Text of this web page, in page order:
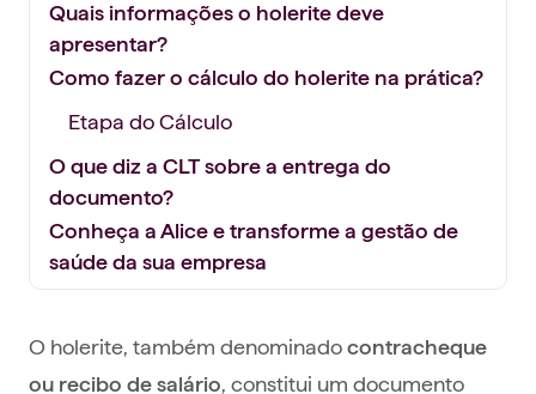
Quais informações o holerite deve
apresentar?
Como fazer o cálculo do holerite na prática?
Etapa do Cálculo
O que diz a CLT sobre a entrega do
documento?
Conheça a Alice e transforme a gestão de
saúde da sua empresa
O holerite, também denominado contracheque
ou recibo de salário, constitui um documento